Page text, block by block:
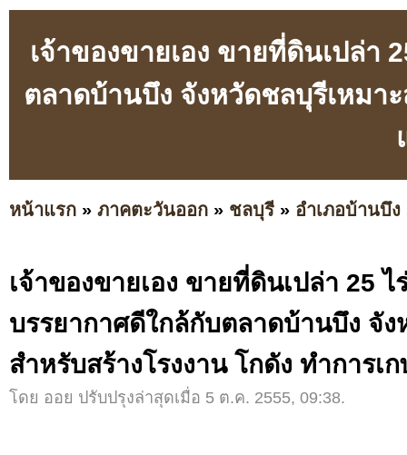
เจ้าของขายเอง ขายที่ดินเปล่า
ตลาดบ้านบึง จังหวัดชลบุรีเหมา
หน้าแรก » ภาคตะวันออก » ชลบุรี » อำเภอบ้านบึง
เจ้าของขายเอง ขายที่ดินเปล่า 25 ไ
บรรยากาศดีใกล้กับตลาดบ้านบึง จัง
สำหรับสร้างโรงงาน โกดัง ทำการเ
โดย ออย ปรับปรุงล่าสุดเมื่อ 5 ต.ค. 2555, 09:38.